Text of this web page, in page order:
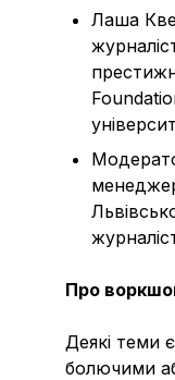
Лаша
Про
Деякі теми
болючими